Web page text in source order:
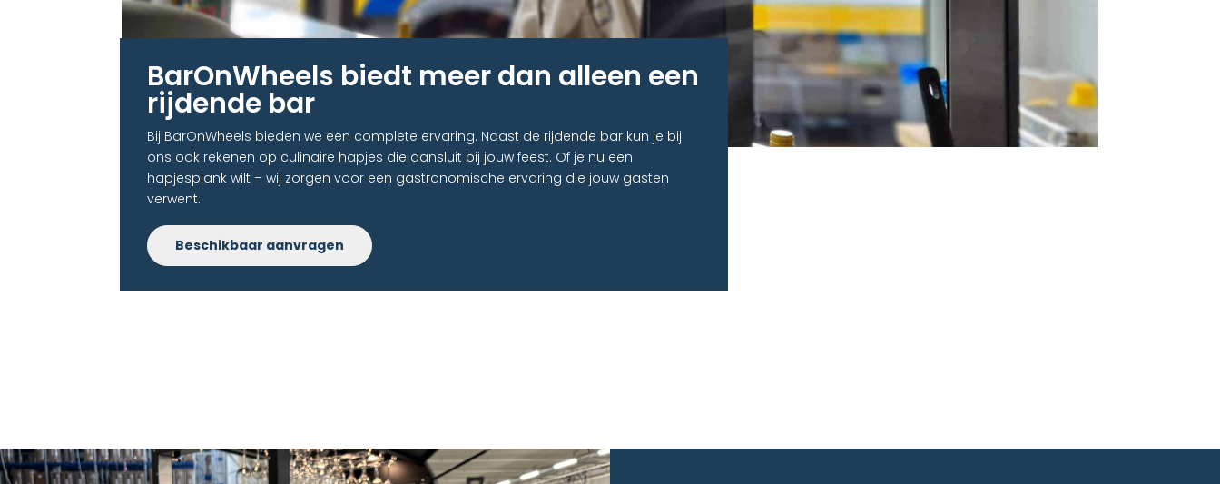
BarOnWheels biedt meer dan alleen een
rijdende bar​
Bij BarOnWheels bieden we een complete ervaring. Naast de rijdende bar kun je bij
ons ook rekenen op culinaire hapjes die aansluit bij jouw feest. Of je nu een
hapjesplank wilt – wij zorgen voor een gastronomische ervaring die jouw gasten
verwent.
Beschikbaar aanvragen